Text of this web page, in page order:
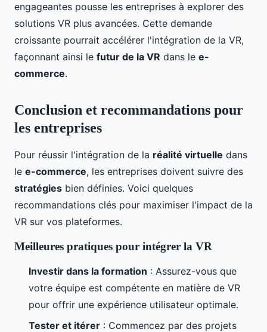
engageantes pousse les entreprises à explorer des
solutions VR plus avancées. Cette demande
croissante pourrait accélérer l'intégration de la VR,
façonnant ainsi le futur de la VR dans le e-
commerce.
Conclusion et recommandations pour
les entreprises
Pour réussir l'intégration de la réalité virtuelle dans
le e-commerce, les entreprises doivent suivre des
stratégies bien définies. Voici quelques
recommandations clés pour maximiser l'impact de la
VR sur vos plateformes.
Meilleures pratiques pour intégrer la VR
Investir dans la formation : Assurez-vous que
votre équipe est compétente en matière de VR
pour offrir une expérience utilisateur optimale.
Tester et itérer : Commencez par des projets